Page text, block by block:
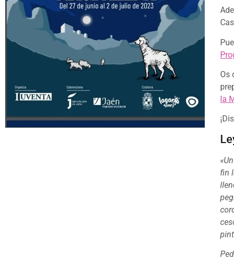
Os
la
fin